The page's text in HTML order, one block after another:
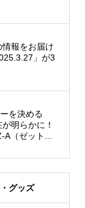
報をお届け
」が3
を決める
明らかに！
A（ゼット...
グッズ